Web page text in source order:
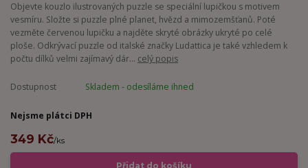
Objevte kouzlo ilustrovaných puzzle se speciální lupičkou s motivem
vesmíru. Složte si puzzle plné planet, hvězd a mimozemšťanů. Poté
vezměte červenou lupičku a najděte skryté obrázky ukryté po celé
ploše. Odkrývací puzzle od italské značky Ludattica je také vzhledem k
počtu dílků velmi zajímavý dár... celý popis
Dostupnost Skladem - odesíláme ihned
Nejsme plátci DPH
349 Kč/ks
Přidat do košíku